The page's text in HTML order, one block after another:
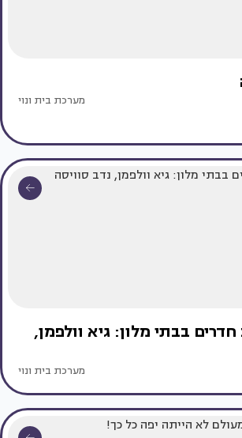
מערכת בית ונוי
בבתי מלון: גיא וולפמן,
מערכת בית ונוי